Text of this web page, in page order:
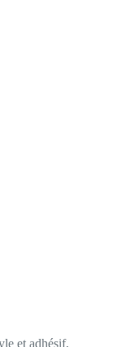
et adhésif,